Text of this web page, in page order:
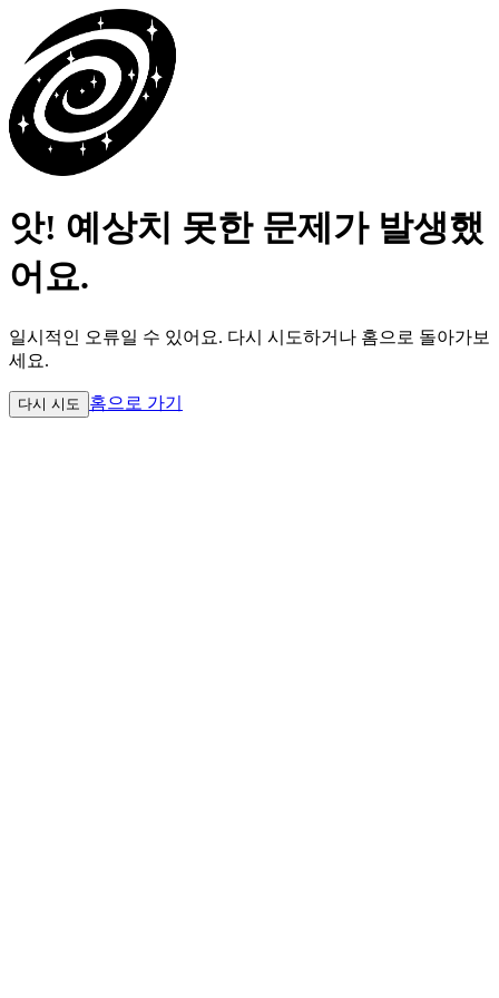
앗! 예상치 못한 문제가 발생했
어요.
일시적인 오류일 수 있어요. 다시 시도하거나 홈으로 돌아가보
세요.
다시 시도 홈으로 가기